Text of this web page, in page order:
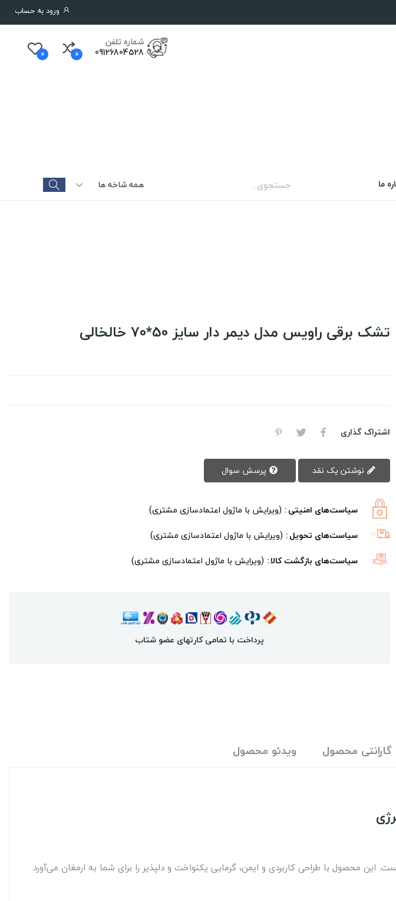
ورود به حساب
شماره تلفن
09126804528
0
0
ما همه شاخه ها
تشک برقی راویس مدل دیمر دار سایز 50*70 خالخالی
اشتراک گذاری
سیاست‌های امنیتی (ویرایش با ماژول اعتمادسازی مشتری)
سیاست‌های تحویل (ویرایش با ماژول اعتمادسازی مشتری)
سیاست‌های بازگشت کالا (ویرایش با ماژول اعتمادسازی مشتری)
پرداخت با تمامی کارتهای عضو شتاب
گارانتی محصول ویدئو محصول
این محصول با طراحی کاربردی و ایمن، گرمایی یکنواخت و دلپذیر را برای شما به ارمغان می‌آورد.